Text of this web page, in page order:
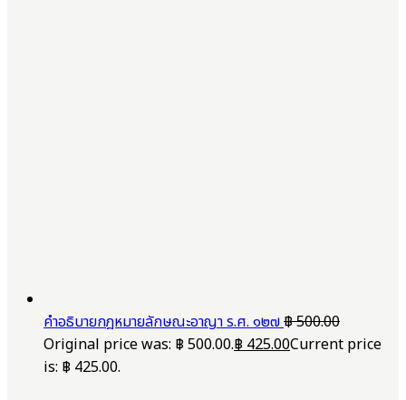
คำอธิบายกฎหมายลักษณะอาญา ร.ศ. ๑๒๗฿500.00
Original price was: ฿ 500.00.฿425.00Current price
is: ฿ 425.00.